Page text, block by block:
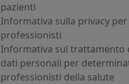
pazienti
Informativa sulla privacy per
professionisti
Informativa sul trattamento
dati personali per
professionisti della salute